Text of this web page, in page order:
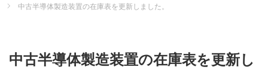
中古半導体製造装置の在庫表を更新しました。
中古半導体製造装置の在庫表を更新し